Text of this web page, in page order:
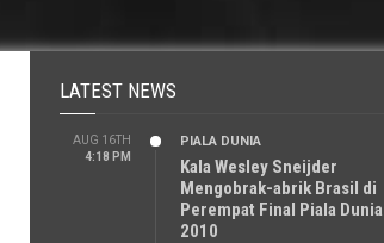
LATEST NEWS
AUG 16TH
4:18 PM
PIALA DUNIA
Kala Wesley Sneijder
Mengobrak-abrik Brasil di
Perempat Final Piala Dunia
2010